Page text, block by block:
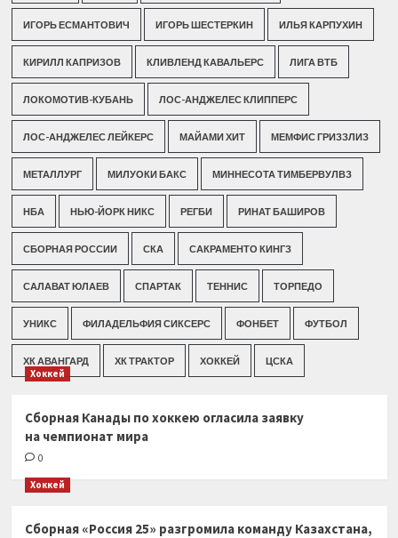
ИГОРЬ ЕСМАНТОВИЧ ИГОРЬ ШЕСТЕРКИН ИЛЬЯ КАРПУХИН
КИРИЛЛ КАПРИЗОВ КЛИВЛЕНД КАВАЛЬЕРС ЛИГА ВТБ
ЛОКОМОТИВ-КУБАНЬ ЛОС-АНДЖЕЛЕС КЛИППЕРС
ЛОС-АНДЖЕЛЕС ЛЕЙКЕРС МАЙАМИ ХИТ МЕМФИС ГРИЗЗЛИЗ
МЕТАЛЛУРГ МИЛУОКИ БАКС МИННЕСОТА ТИМБЕРВУЛВЗ
НБА НЬЮ-ЙОРК НИКС РЕГБИ РИНАТ БАШИРОВ
СБОРНАЯ РОССИИ СКА САКРАМЕНТО КИНГЗ
САЛАВАТ ЮЛАЕВ СПАРТАК ТЕННИС ТОРПЕДО
УНИКС ФИЛАДЕЛЬФИЯ СИКСЕРС ФОНБЕТ ФУТБОЛ
ХК АВАНГАРД ХК ТРАКТОР ХОККЕЙ ЦСКА
Хоккей
Сборная Канады по хоккею огласила заявку
на чемпионат мира
0
Хоккей
Сборная «Россия 25» разгромила команду Казахстана,